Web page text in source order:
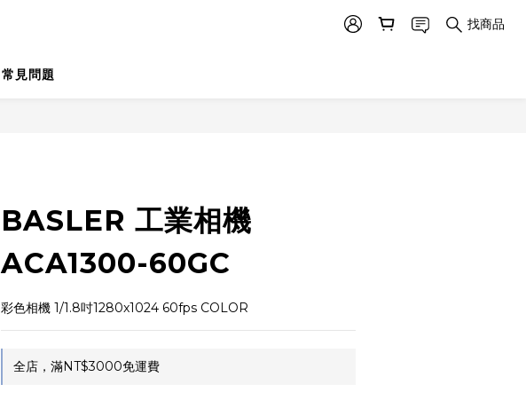
找商品
常見問題
BASLER 工業相機
ACA1300-60GC
彩色相機 1/1.8吋1280x1024 60fps COLOR
全店，滿NT$3000免運費